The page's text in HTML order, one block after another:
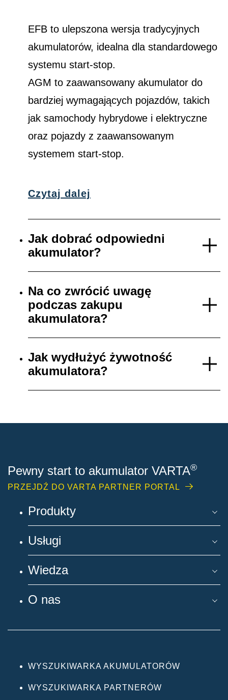
EFB to ulepszona wersja tradycyjnych
akumulatorów, idealna dla standardowego
systemu start-stop.
AGM to zaawansowany akumulator do
bardziej wymagających pojazdów, takich
jak samochody hybrydowe i elektryczne
oraz pojazdy z zaawansowanym
systemem start-stop.
Czytaj dalej
Jak dobrać odpowiedni
akumulator?
Na co zwrócić uwagę
podczas zakupu
akumulatora?
Jak wydłużyć żywotność
akumulatora?
Pewny start to akumulator VARTA®
PRZEJDŹ DO VARTA PARTNER PORTAL
Produkty
Usługi
Wiedza
O nas
WYSZUKIWARKA AKUMULATORÓW
WYSZUKIWARKA PARTNERÓW